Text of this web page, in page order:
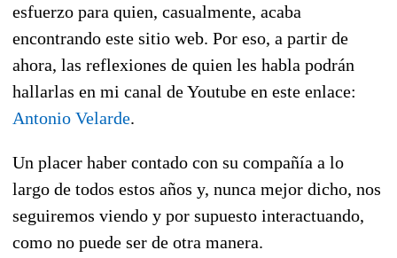
esfuerzo para quien, casualmente, acaba
encontrando este sitio web. Por eso, a partir de
ahora, las reflexiones de quien les habla podrán
hallarlas en mi canal de Youtube en este enlace:
Antonio Velarde.
Un placer haber contado con su compañía a lo
largo de todos estos años y, nunca mejor dicho, nos
seguiremos viendo y por supuesto interactuando,
como no puede ser de otra manera.